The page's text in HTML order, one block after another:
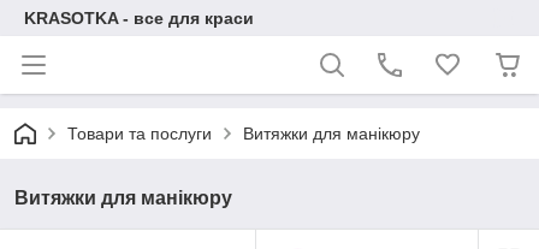
KRASOTKA - все для краси
Товари та послуги Витяжки для манікюру
Витяжки для манікюру